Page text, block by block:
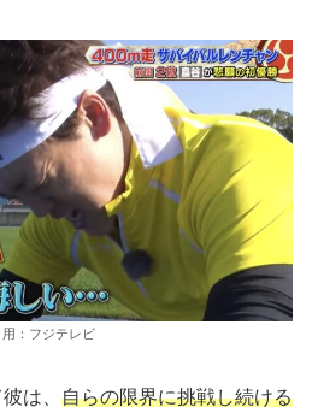
用：フジテレビ
は、 自らの限界に挑戦し続ける